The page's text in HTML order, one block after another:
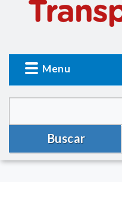
Menu
Buscar